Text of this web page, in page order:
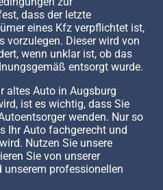
dass der letzte
eines Kfz verpflichtet ist,
vorzulegen. Dieser wird von
wenn unklar ist, ob das
entsorgt wurde.
altes Auto in Augsburg
ist es wichtig, dass Sie
wenden. Nur so
Ihr Auto fachgerecht und
Nutzen Sie unsere
Sie von unserer
unserem professionellen